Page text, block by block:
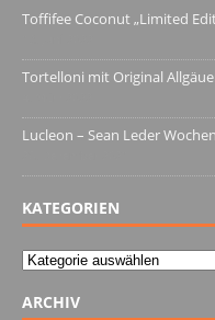
Toffifee Coconut „Limited
Tortelloni mit Original
Lucleon – Sean Leder
KATEGORIEN
Kategorien
ARCHIV